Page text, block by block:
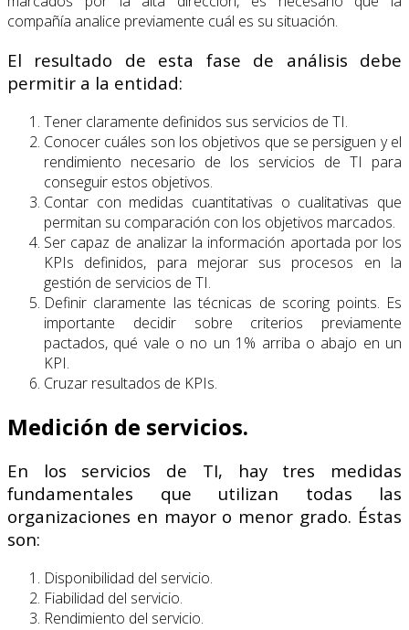
compañía analice previamente cuál es su situación.
El resultado de esta fase de análisis debe
permitir a la entidad:
Tener claramente definidos sus servicios de TI.
Conocer cuáles son los objetivos que se persiguen y el
rendimiento necesario de los servicios de TI para
conseguir estos objetivos.
Contar con medidas cuantitativas o cualitativas que
permitan su comparación con los objetivos marcados.
Ser capaz de analizar la información aportada por los
KPIs definidos, para mejorar sus procesos en la
gestión de servicios de TI.
Definir claramente las técnicas de scoring points. Es
importante decidir sobre criterios previamente
pactados, qué vale o no un 1% arriba o abajo en un
KPI.
Cruzar resultados de KPIs.
Medición de servicios.
En los servicios de TI, hay tres medidas
fundamentales que utilizan todas las
organizaciones en mayor o menor grado. Éstas
son:
Disponibilidad del servicio.
Fiabilidad del servicio.
Rendimiento del servicio.